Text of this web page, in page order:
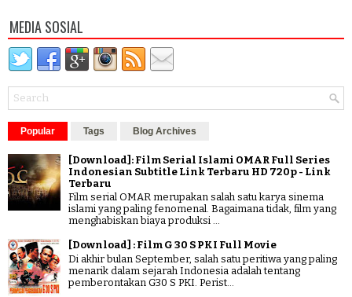
MEDIA SOSIAL
Popular Tags Blog Archives
[Download]: Film Serial Islami OMAR Full Series
Indonesian Subtitle Link Terbaru HD 720p - Link
Terbaru
Film serial OMAR merupakan salah satu karya sinema
islami yang paling fenomenal. Bagaimana tidak, film yang
menghabiskan biaya produksi ...
[Download] : Film G 30 S PKI Full Movie
Di akhir bulan September, salah satu peritiwa yang paling
menarik dalam sejarah Indonesia adalah tentang
pemberontakan G30 S PKI. Perist...